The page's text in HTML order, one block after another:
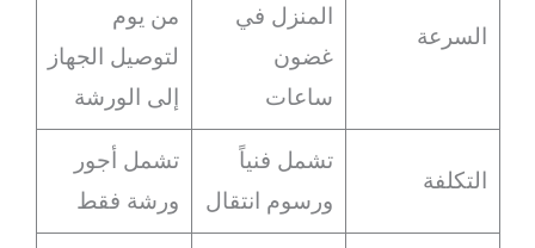
السرعة
المنزل في
غضون
ساعات
من يوم
لتوصيل الجهاز
إلى الورشة
التكلفة
تشمل فنياً
ورسوم انتقال
تشمل أجور
ورشة فقط